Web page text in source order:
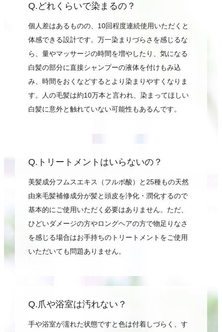
Q.どれくらいで染まるの？
個人差はあるものの、10回程度連続使用いただくと
体感できる設計です。万一染まりづらさを感じるな
ら、量やマッサージの時間を増やしたり、気になる
白髪の部分に直接シャンプーの液体を付けもみ込
み、時間をおくなどするとより染まりやすくなりま
す。人の毛髪は約10万本と言われ、染まってほしい
白髪に意外と触れていない可能性もあるんです。
Q.トリートメントはいらないの？
美髪成分フムスエキス（フルボ酸）と25種もの天然
由来毛髪補修成分が髪と頭皮を浄化・潤化するので
基本的にご使用いただく必要はありません。ただ、
ひどいダメージの方やロングヘアの方で物足りなさ
を感じる場合はお手持ちのトリートメントをご使用
いただいても問題ありません。
Q.爪や浴室は汚れない？
手や浴室が濡れた状態ですと色は付着しづらく、す